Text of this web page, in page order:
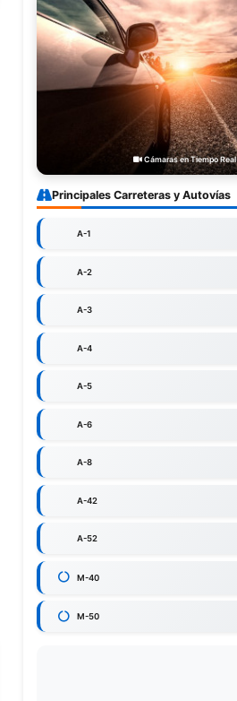
Cámaras en Tiempo Real
Principales Carreteras y Autovías
A-1
A-2
A-3
A-4
A-5
A-6
A-8
A-42
A-52
M-40
M-50